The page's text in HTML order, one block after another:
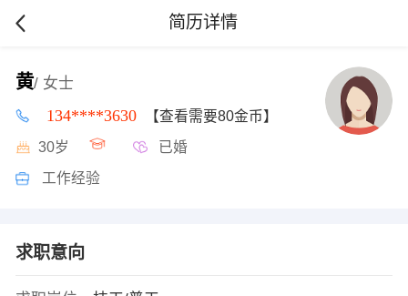
简历详情
黄/ 女士
134****3630 【查看需要80金币】
30岁 已婚
工作经验
求职意向